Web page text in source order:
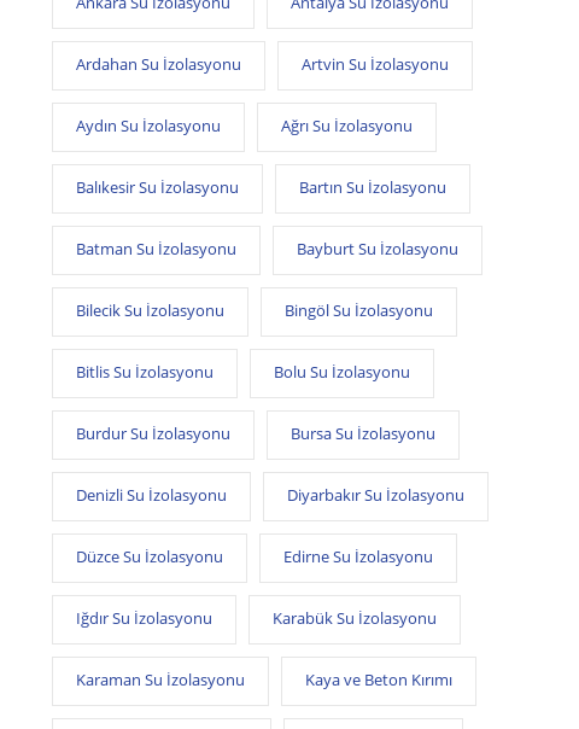
Ardahan Su İzolasyonu Artvin Su İzolasyonu
Aydın Su İzolasyonu Ağrı Su İzolasyonu
Balıkesir Su İzolasyonu Bartın Su İzolasyonu
Batman Su İzolasyonu Bayburt Su İzolasyonu
Bilecik Su İzolasyonu Bingöl Su İzolasyonu
Bitlis Su İzolasyonu Bolu Su İzolasyonu
Burdur Su İzolasyonu Bursa Su İzolasyonu
Denizli Su İzolasyonu Diyarbakır Su İzolasyonu
Düzce Su İzolasyonu Edirne Su İzolasyonu
Iğdır Su İzolasyonu Karabük Su İzolasyonu
Karaman Su İzolasyonu Kaya ve Beton Kırımı